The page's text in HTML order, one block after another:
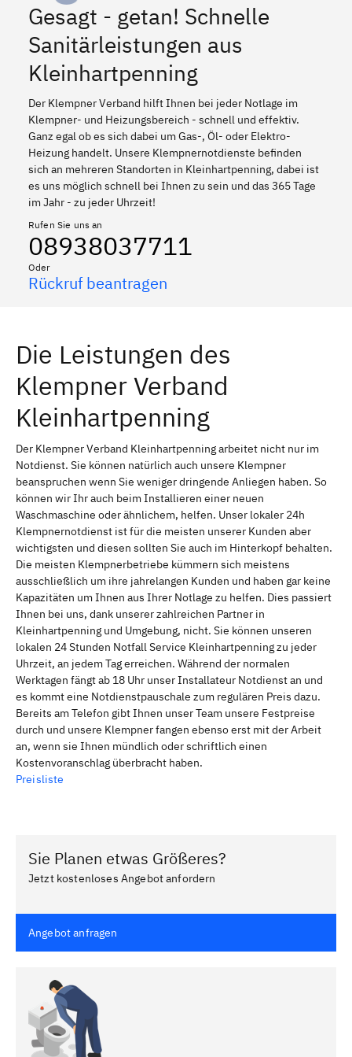
Gesagt - getan! Schnelle
Sanitärleistungen aus
Kleinhartpenning
Der Klempner Verband hilft Ihnen bei jeder Notlage im
Klempner- und Heizungsbereich - schnell und effektiv.
Ganz egal ob es sich dabei um Gas-, Öl- oder Elektro-
Heizung handelt. Unsere Klempnernotdienste befinden
sich an mehreren Standorten in Kleinhartpenning, dabei ist
es uns möglich schnell bei Ihnen zu sein und das 365 Tage
im Jahr - zu jeder Uhrzeit!
Rufen Sie uns an
08938037711
Oder
Rückruf beantragen
Die Leistungen des
Klempner Verband
Kleinhartpenning
Der Klempner Verband Kleinhartpenning arbeitet nicht nur im
Notdienst. Sie können natürlich auch unsere Klempner
beanspruchen wenn Sie weniger dringende Anliegen haben. So
können wir Ihr auch beim Installieren einer neuen
Waschmaschine oder ähnlichem, helfen. Unser lokaler 24h
Klempnernotdienst ist für die meisten unserer Kunden aber
wichtigsten und diesen sollten Sie auch im Hinterkopf behalten.
Die meisten Klempnerbetriebe kümmern sich meistens
ausschließlich um ihre jahrelangen Kunden und haben gar keine
Kapazitäten um Ihnen aus Ihrer Notlage zu helfen. Dies passiert
Ihnen bei uns, dank unserer zahlreichen Partner in
Kleinhartpenning und Umgebung, nicht. Sie können unseren
lokalen 24 Stunden Notfall Service Kleinhartpenning zu jeder
Uhrzeit, an jedem Tag erreichen. Während der normalen
Werktagen fängt ab 18 Uhr unser Installateur Notdienst an und
es kommt eine Notdienstpauschale zum regulären Preis dazu.
Bereits am Telefon gibt Ihnen unser Team unsere Festpreise
durch und unsere Klempner fangen ebenso erst mit der Arbeit
an, wenn sie Ihnen mündlich oder schriftlich einen
Kostenvoranschlag überbracht haben.
Preisliste
Sie Planen etwas Größeres?
Jetzt kostenloses Angebot anfordern
Angebot anfragen